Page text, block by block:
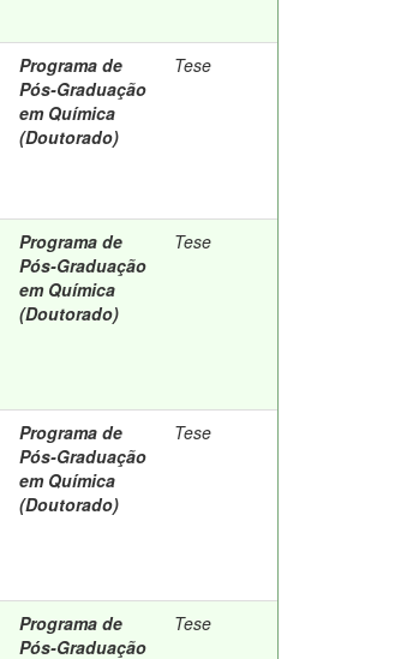
Programa de
Pós-Graduação
em Química
(Doutorado)
Tese
Programa de
Pós-Graduação
em Química
(Doutorado)
Tese
Programa de
Pós-Graduação
em Química
(Doutorado)
Tese
Programa de
Pós-Graduação
Tese